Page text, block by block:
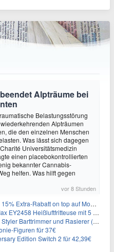
Alpträume bei
Belastungsstörung
Alpträumen
die den einzelnen Menschen
Was lässt sich dagegen
Universitätsmedizin
einen placebokontrollierten
bekannter Cannabis-
helfen. Was hilft gegen
vor 8 Stunden
Rabatt on top auf Mode- und Sport-Artikel
Heißluftfritteuse mit 5 Litern für 64,99€
und Rasierer (All in One) für 16€
Figuren für 37€
Edition Switch 2 für 42,39€